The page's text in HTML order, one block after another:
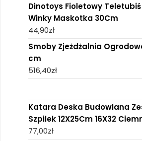
Dinotoys Fioletowy
Winky Maskotka 30Cm
44,90zł
Smoby Zjeżdżalnia
cm
516,40zł
Katara Deska Budowlana
Szpilek 12X25Cm 16X32
77,00zł